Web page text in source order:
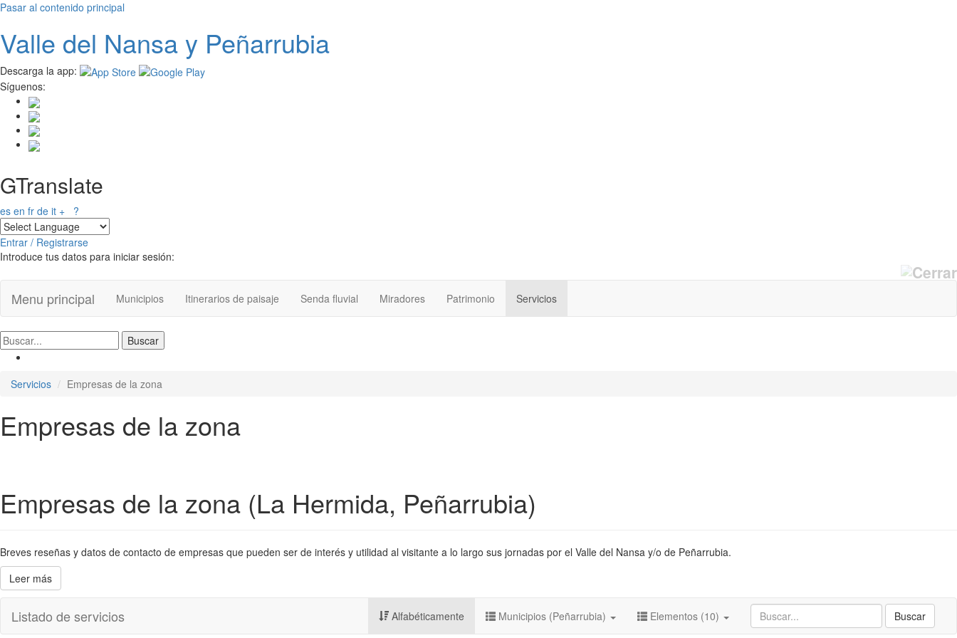
Pasar al contenido principal
Valle del Nansay Peñarrubia
Descarga la app:
Síguenos:
GTranslate
es en fr de it + ?
Entrar / Registrarse
Introduce tus datos para iniciar sesión:
Menu principal Municipios Itinerarios de paisaje Senda fluvial Miradores Patrimonio Servicios
Servicios Empresas de la zona
Empresas de la zona
Empresas de la zona (La Hermida, Peñarrubia)
Breves reseñas y datos de contacto de empresas que pueden ser de interés y utilidad al visitante a lo largo sus jornadas por el Valle del Nansa y/o de Peñarrubia.
Leer más
Listado de servicios Buscar
Alfabéticamente Municipios (Peñarrubia) Elementos (10)